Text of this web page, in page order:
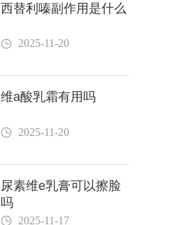
西替利嗪副作用是什么
2025-11-20
维a酸乳霜有用吗
2025-11-20
尿素维e乳膏可以擦脸
吗
2025-11-17